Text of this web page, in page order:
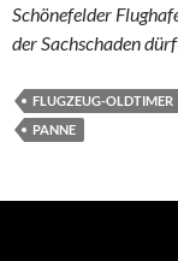
Schönefelder
der Sachschaden
FLUGZEUG-OLDTIMER
PANNE